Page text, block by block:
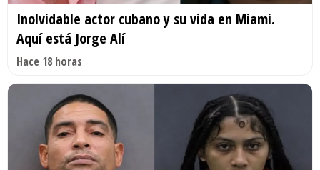
Inolvidable actor cubano y su vida en Miami.
Aquí está Jorge Alí
Hace 18 horas